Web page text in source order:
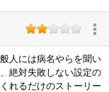
人には病名やらを聞い
絶対失敗しない設定の
れるだけのストーリー